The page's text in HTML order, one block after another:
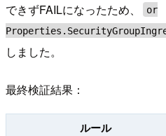
できずFAILになったため、
or
しました。
最終検証結果：
ルール